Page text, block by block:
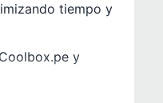
tiempo y
y